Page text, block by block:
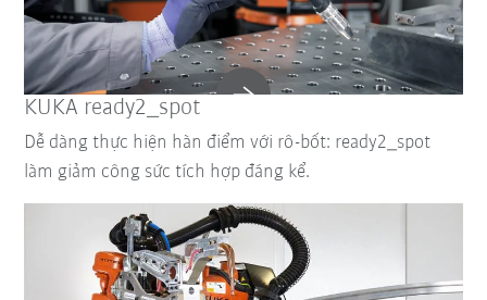
KUKA ready2_spot
Dễ dàng thực hiện hàn điểm với rô-bốt: ready2_spot
làm giảm công sức tích hợp đáng kể.